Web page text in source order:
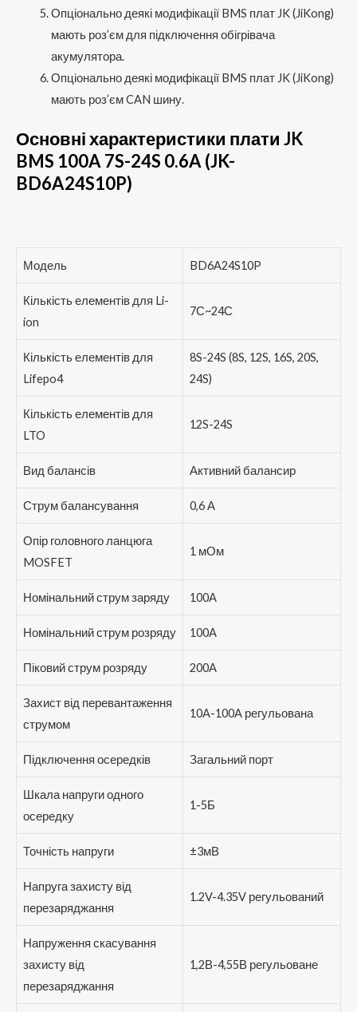
Опціонально деякі модифікації BMS плат JK (JiKong)
мають роз’єм для підключення обігрівача
акумулятора.
Опціонально деякі модифікації BMS плат JK (JiKong)
мають роз’єм CAN шину.
Основні характеристики плати JK
BMS 100A 7S-24S 0.6A (JK-
BD6A24S10P)
Модель BD6A24S10P
Кількість елементів для Li-
ion
7С~24С
Кількість елементів для
Lifepo4
8S-24S (8S, 12S, 16S, 20S,
24S)
Кількість елементів для
LTO
12S-24S
Вид балансів Активний балансир
Струм балансування 0,6 А
Опір головного ланцюга
MOSFET
1 мОм
Номінальний струм заряду 100А
Номінальний струм розряду 100А
Піковий струм розряду 200А
Захист від перевантаження
струмом
10A-100A регульована
Підключення осередків Загальний порт
Шкала напруги одного
осередку
1-5Б
Точність напруги ±3мВ
Напруга захисту від
перезаряджання
1.2V-4.35V регульований
Напруження скасування
захисту від
перезаряджання
1,2В-4,55В регульоване